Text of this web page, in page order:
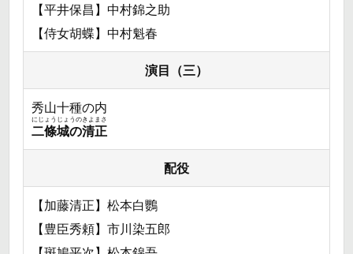
【平井保昌】中村錦之助
【侍女胡蝶】中村魁春
演目（三）
秀山十種の内
二條城の清正
にじょうじょうのきよまさ
配役
【加藤清正】松本白鸚
【豊臣秀頼】市川染五郎